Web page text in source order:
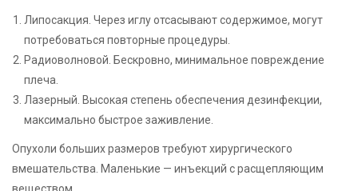
Липосакция. Через иглу отсасывают содержимое, могут
потребоваться повторные процедуры.
Радиоволновой. Бескровно, минимальное повреждение
плеча.
Лазерный. Высокая степень обеспечения дезинфекции,
максимально быстрое заживление.
Опухоли больших размеров требуют хирургического
вмешательства. Маленькие — инъекций с расщепляющим